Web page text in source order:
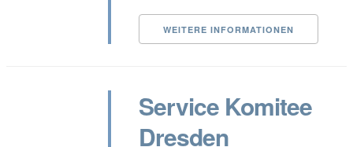
WEITERE INFORMATIONEN
Service Komitee
Dresden